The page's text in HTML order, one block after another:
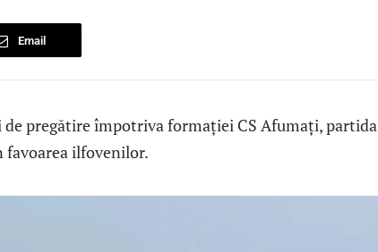
Email
pregătire împotriva formației CS Afumați, partida
favoarea ilfovenilor.